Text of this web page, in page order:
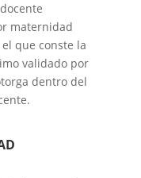
maternidad
que conste la
validado por
dentro del